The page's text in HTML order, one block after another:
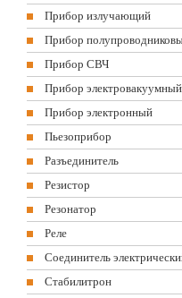
Прибор излучающий
Прибор
Прибор СВЧ
Прибор электровакуумный
Прибор электронный
Пьезоприбор
Разъединитель
Резистор
Резонатор
Реле
Соединитель
Стабилитрон